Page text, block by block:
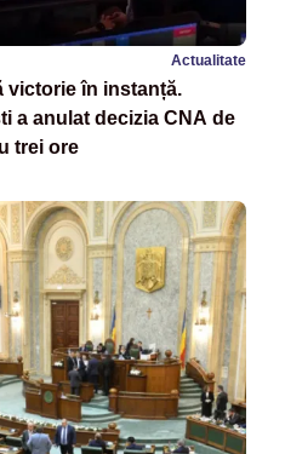
Actualitate
victorie în instanță.
a anulat decizia CNA de
trei ore